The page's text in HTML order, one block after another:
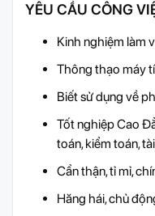
YÊU CẦU CÔNG
Kinh nghiệm làm
Thông thạo máy
Biết sử dụng về
Tốt nghiệp Cao
toán, kiểm toán,
Cẩn thận, tỉ mỉ,
Hăng hái, chủ